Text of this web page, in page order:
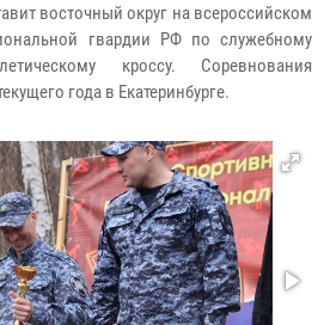
восточный округ на всероссийском
гвардии РФ по служебному
кроссу. Соревнования
года в Екатеринбурге.